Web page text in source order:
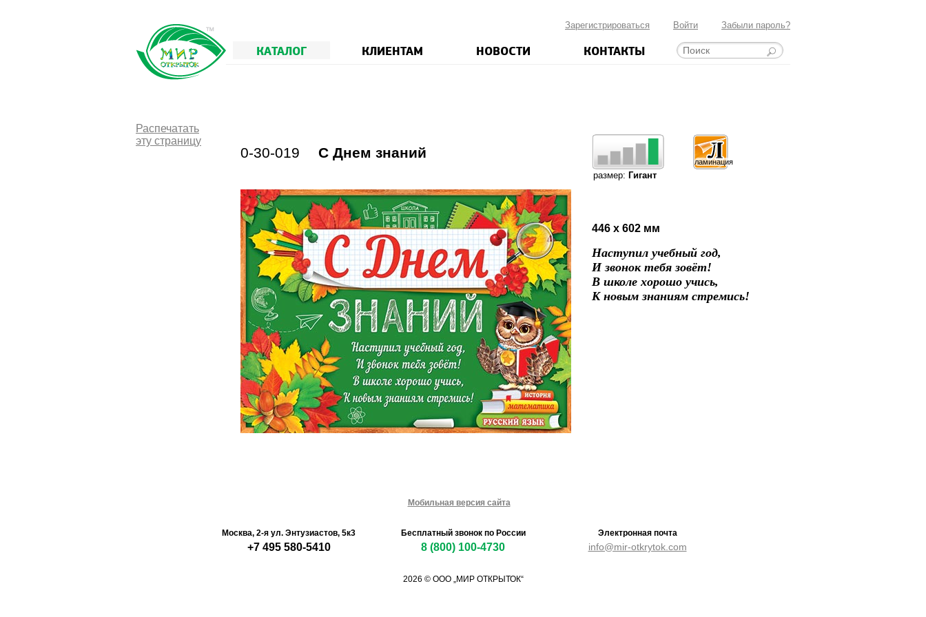
Зарегистрироваться Войти Забыли пароль?
КАТАЛОГ КЛИЕНТАМ НОВОСТИ КОНТАКТЫ
Распечатать
эту страницу
0-30-019 С Днем знаний
размер: Гигант
ламинация
446 x 602 мм
Наступил учебный год,
И звонок тебя зовёт!
В школе хорошо учись,
К новым знаниям стремись!
Мобильная версия сайта
Москва, 2-я ул. Энтузиастов, 5к3
+7 495 580-5410
Бесплатный звонок по России
8 (800) 100-4730
Электронная почта
info@mir-otkrytok.com
2026 © ООО „МИР ОТКРЫТОК“